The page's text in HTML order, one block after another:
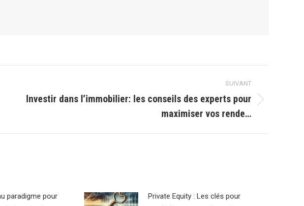
SUIVANT
Investir dans l’immobilier: les conseils des experts pour
maximiser vos rende…
paradigme pour
Private Equity : Les clés pour